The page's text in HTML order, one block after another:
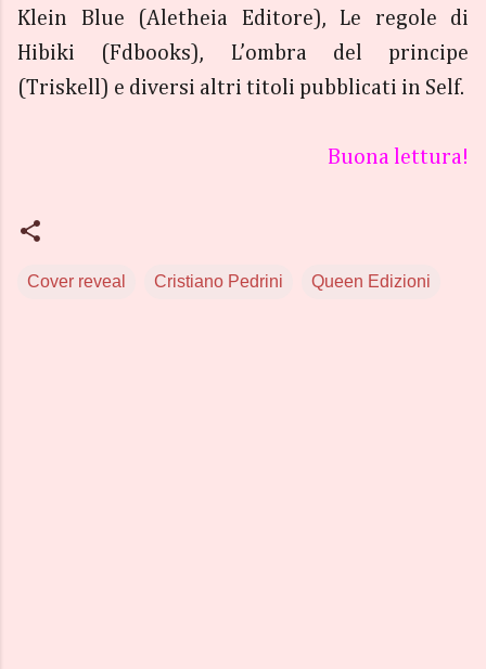
Klein Blue (Aletheia Editore), Le regole di
Hibiki (Fdbooks), L’ombra del principe
(Triskell) e diversi altri titoli pubblicati in Self.
Buona lettura!
Cover reveal Cristiano Pedrini Queen Edizioni